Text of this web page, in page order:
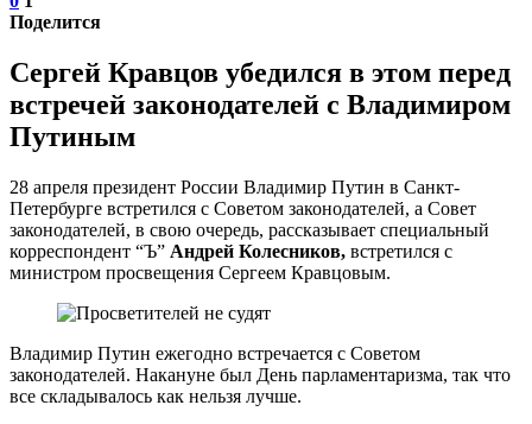
Поделится
Сергей Кравцов убедился в этом перед
встречей законодателей с Владимиром
Путиным
28 апреля президент России Владимир Путин в Санкт-
Петербурге встретился с Советом законодателей, а Совет
законодателей, в свою очередь, рассказывает специальный
корреспондент “Ъ” Андрей Колесников, встретился с
министром просвещения Сергеем Кравцовым.
Владимир Путин ежегодно встречается с Советом
законодателей. Накануне был День парламентаризма, так что
все складывалось как нельзя лучше.